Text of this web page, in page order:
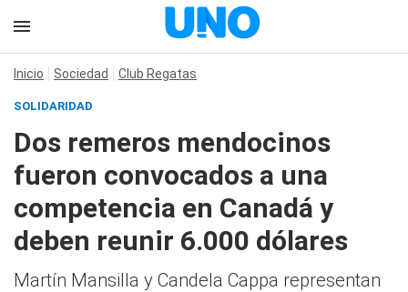
Inicio Sociedad Club Regatas
SOLIDARIDAD
Dos remeros mendocinos
fueron convocados a una
competencia en Canadá y
deben reunir 6.000 dólares
Martín Mansilla y Candela Cappa representan